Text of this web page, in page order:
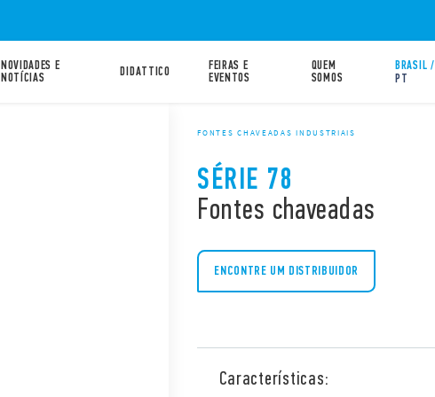
NOVIDADES E
NOTÍCIAS
DIDATTICO
FEIRAS E
EVENTOS
QUEM
SOMOS
BRASIL /
PT
FONTES CHAVEADAS INDUSTRIAIS
SÉRIE 78
Fontes chaveadas
ENCONTRE UM DISTRIBUIDOR
Características: